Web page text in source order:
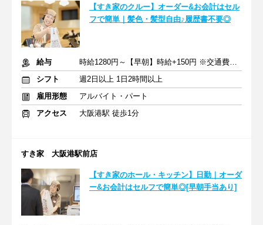
【すき家のクルー】オーダー&お会計はセル
フで簡単｜髪色・髪型自由♪履歴書不要◎
給与
時給1280円～【早朝】時給+150円 ※交通費支給
シフト
週2日以上 1日2時間以上
雇用形態
アルバイト・パート
アクセス
大阪港駅 徒歩1分
すき家 大阪港駅前店
【すき家のホール・キッチン】日勤｜オーダ
ー&お会計はセルフで簡単◎[早朝手当あり]